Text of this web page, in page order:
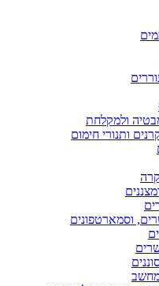
ולמקלחת
ותנורי חימום
וסמארטפונים